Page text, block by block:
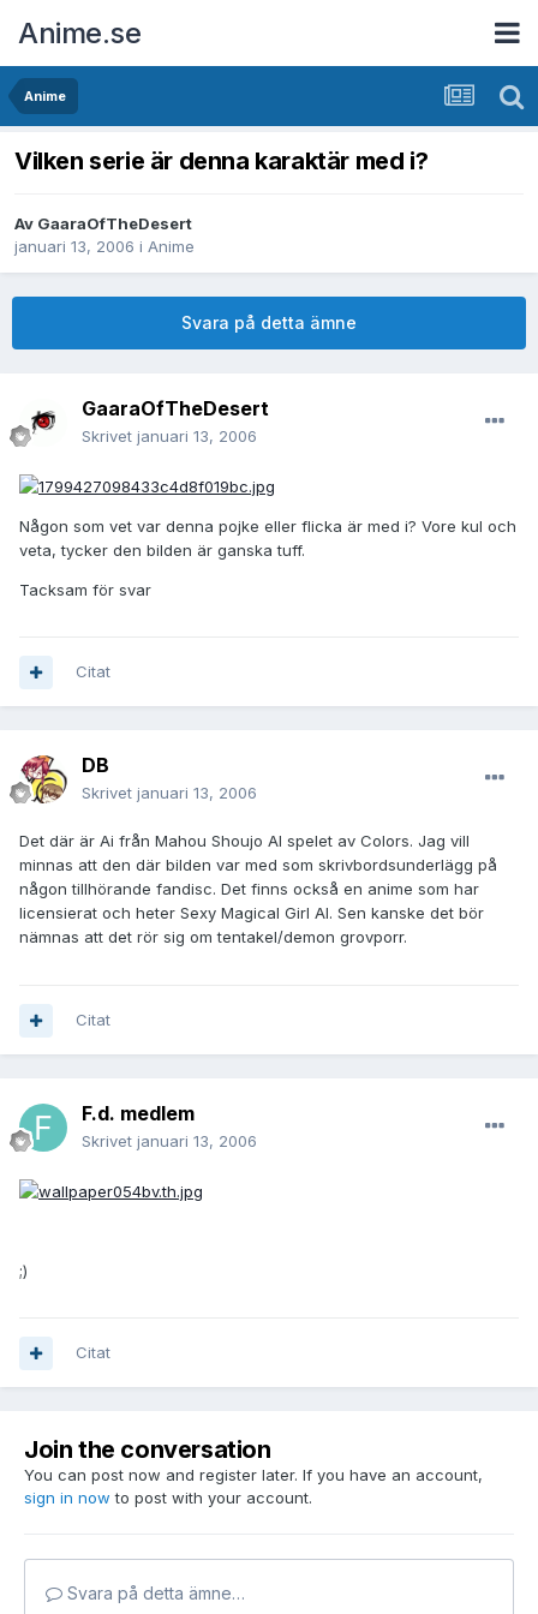
Anime.se
Anime
Vilken serie är denna karaktär med i?
Av GaaraOfTheDesert
januari 13, 2006 i Anime
Svara på detta ämne
GaaraOfTheDesert
Skrivet januari 13, 2006
Någon som vet var denna pojke eller flicka är med i? Vore kul och
veta, tycker den bilden är ganska tuff.
Tacksam för svar
Citat
DB
Skrivet januari 13, 2006
Det där är Ai från Mahou Shoujo AI spelet av Colors. Jag vill
minnas att den där bilden var med som skrivbordsunderlägg på
någon tillhörande fandisc. Det finns också en anime som har
licensierat och heter Sexy Magical Girl AI. Sen kanske det bör
nämnas att det rör sig om tentakel/demon grovporr.
Citat
F.d. medlem
Skrivet januari 13, 2006
;)
Citat
Join the conversation
You can post now and register later. If you have an account,
sign in now to post with your account.
Svara på detta ämne…